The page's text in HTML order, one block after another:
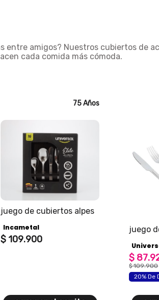
entre amigos? Nuestros cubiertos de
cada comida más cómoda.
75 Años
juego de cubiertos alpes
Incametal
$ 109.900
juego
$ 87.
$ 109.900
20% De